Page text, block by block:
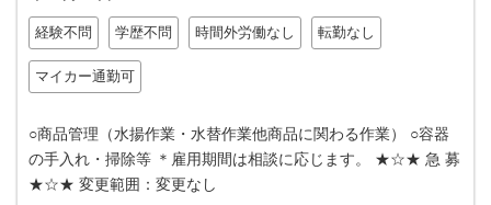
経験不問 学歴不問 時間外労働なし 転勤なし
マイカー通勤可
○商品管理（水揚作業・水替作業他商品に関わる作業） ○容器
の手入れ・掃除等 ＊雇用期間は相談に応じます。 ★☆★ 急 募
★☆★ 変更範囲：変更なし